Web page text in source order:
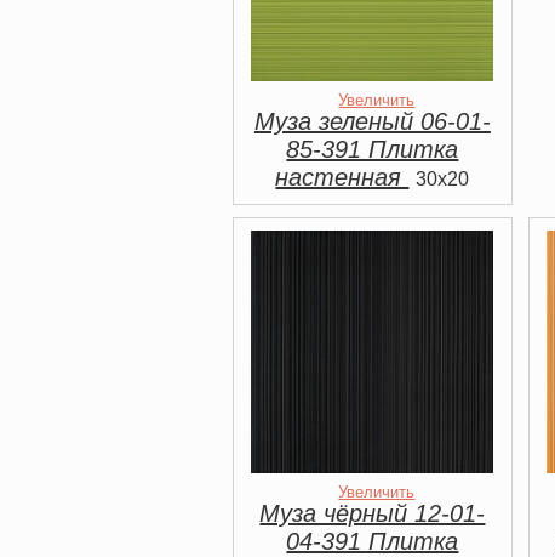
Увеличить
Муза зеленый 06-01-
85-391 Плитка
настенная
30x20
Увеличить
Муза чёрный 12-01-
04-391 Плитка